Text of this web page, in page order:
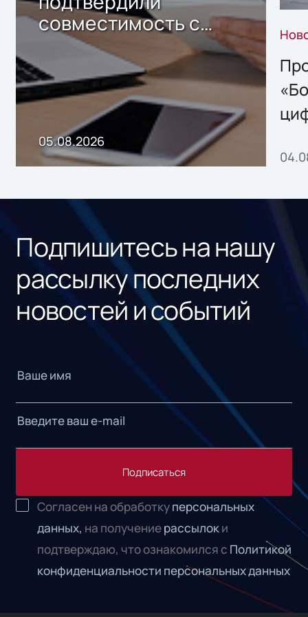
совместимость с
решением Sharx
Storage 2.x для
хранения данных
05.08.2026
Подпишитесь на нашу
рассылку последних
новостей и событий
Подписаться
Согласен на обработкуперсональных
данных, на получениерассылоки
подтверждаю, что ознакомился с Политикой
конфиденциальности персональных данных